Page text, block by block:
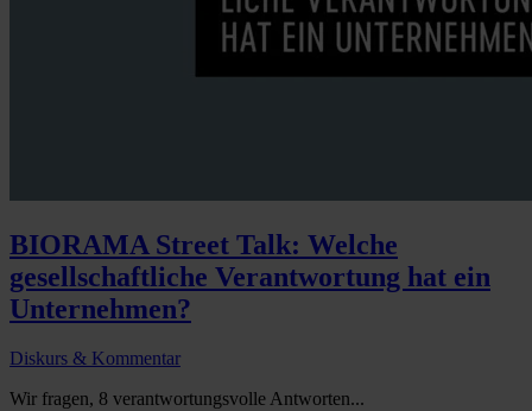
BIORAMA Street Talk: Welche
gesellschaftliche Verantwortung hat ein
Unternehmen?
Diskurs & Kommentar
Wir fragen, 8 verantwortungsvolle Antworten...